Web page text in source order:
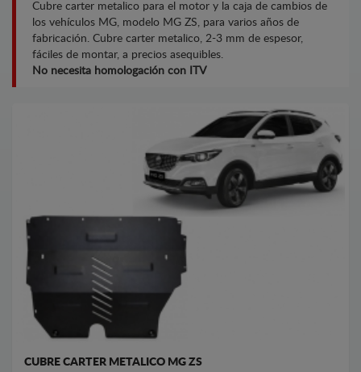
Cubre carter metalico para el motor y la caja de cambios de
los vehículos MG, modelo MG ZS, para varios años de
fabricación. Cubre carter metalico, 2-3 mm de espesor,
fáciles de montar, a precios asequibles.
No necesita homologación con ITV
CUBRE CARTER METALICO MG ZS